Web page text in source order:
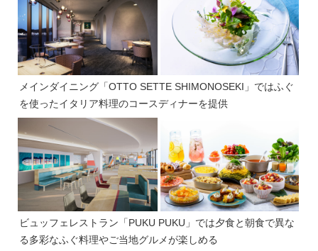
メインダイニング「OTTO SETTE SHIMONOSEKI」ではふぐ
を使ったイタリア料理のコースディナーを提供
ビュッフェレストラン「PUKU PUKU」では夕食と朝食で異な
る多彩なふぐ料理やご当地グルメが楽しめる